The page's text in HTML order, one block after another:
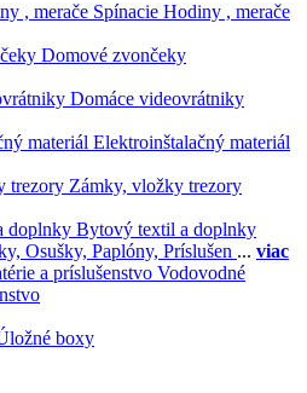
Spínacie Hodiny , merače
Domové zvončeky
Domáce videovrátniky
Elektroinštalačný materiál
Zámky, vložky trezory
Bytový textil a doplnky
Osušky, Paplóny, Príslušen ... viac
Vodovodné
boxy